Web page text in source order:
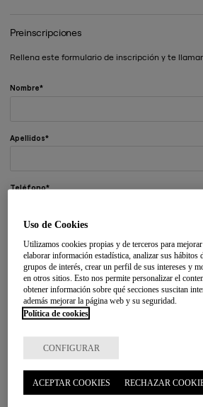
Preinscripciones
Rellena este formulario de inscripción y te
Nombre
Apellidos
Teléfono
Municipio
Código postal
Mensaje
Uso de Cookies
Utilizamos cookies propias y de terceros para
elaborar información estadística, analizar sus hábitos
grupos de interés, crear un perfil de sus intereses y
en otros sitios. Esto nos permite personalizar el
obtener información sobre qué secciones suscitan
además mejorar la página web y su seguridad.
Política de cookies
CONFIGURAR
RECHAZAR
ACEPTAR COOKIES